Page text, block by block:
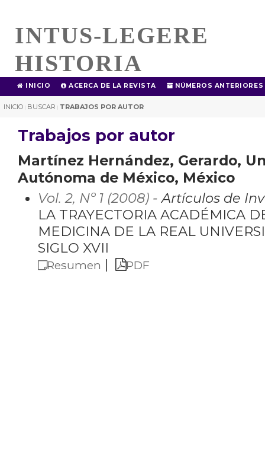
INTUS-LEGERE
HISTORIA
INICIO ACERCA DE LA REVISTA NÚMEROS ANTERIORES
INICIO | BUSCAR | TRABAJOS POR AUTOR
Trabajos por autor
Martínez Hernández, Gerardo,
Autónoma de México, México
Vol. 2, Nº 1 (2008)- Artículos de
LA TRAYECTORIA ACADÉMICA
MEDICINA DE LA REAL
SIGLO XVII
Resumen | PDF